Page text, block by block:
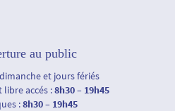
au public
et jours fériés
libre accés :8h30 – 19h45
:8h30 – 19h45